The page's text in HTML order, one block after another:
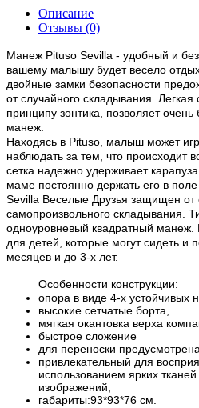
Описание
Отзывы (0)
Манеж Pituso Sevilla - удобный и
вашему малышу будет весело
двойные замки безопасности
от случайного складывания.
принципу зонтика, позволяет
манеж.
Находясь в Pituso, малыш может
наблюдать за тем, что происходит
сетка надежно удерживает
маме постоянно держать его в
Sevilla Веселые Друзья защищен от
самопроизвольного складывания.
одноуровневый квадратный манеж.
для детей, которые могут сидеть и
месяцев и до 3-х лет.
Особенности конструкции:
опора в виде 4-х устойчивых
высокие сетчатые борта,
мягкая окантовка верха
быстрое сложение
для переноски
привлекательный для
использованием ярких
изображений,
габариты:93*93*76 см.